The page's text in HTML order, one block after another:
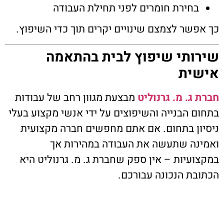
בחירת חומרים לפני תחילת העבודה
כך אפשר לצמצם שינויים יקרים תוך כדי השיפוץ.
שירותי שיפוץ לבית בהתאמה
אישית
חברת ג. מ. גרנוליט מבצעת מגוון רחב של עבודות
בתחום הבנייה והשיפוצים על ידי אנשי מקצוע בעלי
ניסיון בתחום. אם אתם מחפשים חברה מקצועית
ואמינה שתעשה את העבודה במהירות אך
במקצועיות – אין ספק שחברת ג. מ. גרנוליט היא
הכתובת הנכונה עבורכם.